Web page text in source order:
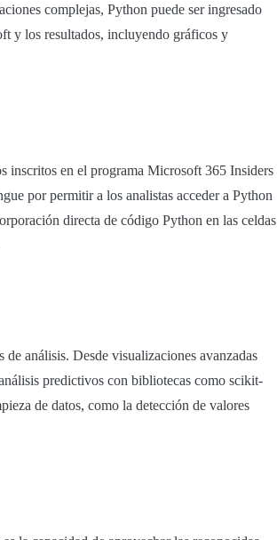
complejas, Python puede ser ingresado
y los resultados, incluyendo gráficos y
inscritos en el programa Microsoft 365 Insiders
por permitir a los analistas acceder a Python
directa de código Python en las celdas
análisis. Desde visualizaciones avanzadas
predictivos con bibliotecas como scikit-
de datos, como la detección de valores